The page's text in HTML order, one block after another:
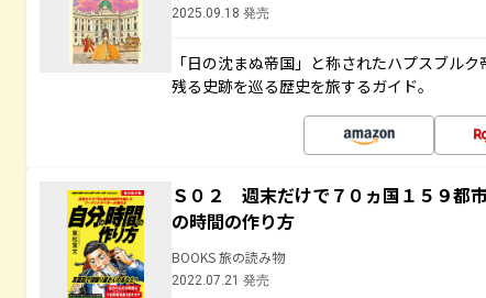
2025.09.18 発売
「日の沈まぬ帝国」と称されたハプスブル
残る史跡を巡る歴史を旅するガイド。
Ｓ０２ 週末だけで７０ヵ国１５９都
の時間の作り方
BOOKS 旅の読み物
2022.07.21 発売